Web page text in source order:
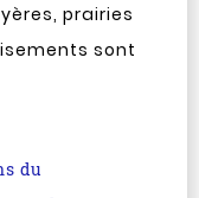
prairies
sont
du